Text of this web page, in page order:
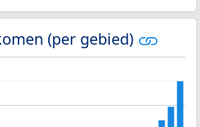
(per gebied)